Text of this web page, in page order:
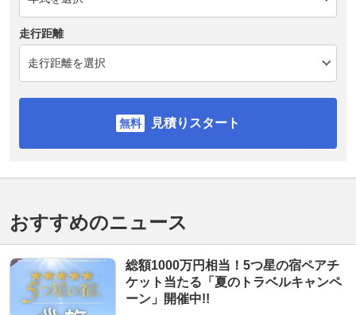
走行距離
見積りスタート
おすすめのニュース
総額1000万円相当！5つ星の宿ペアチ
ケット当たる「夏のトラベルキャンペ
ーン」開催中!!